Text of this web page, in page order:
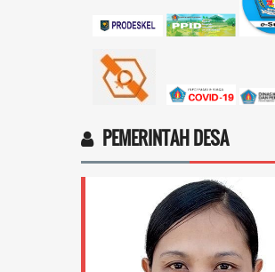
Ingin cek nama penerima
sosial dari pemerintah...
Marten Keny Balubun
17 November 2025 11:18:28
PEMERINTAH DESA